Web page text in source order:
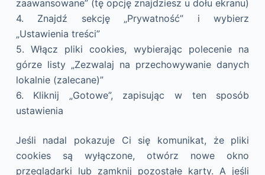
zaawansowane” (tę opcję znajdziesz u dołu ekranu)
4. Znajdź sekcję „Prywatność” i wybierz
„Ustawienia treści”
5. Włącz pliki cookies, wybierając polecenie na
górze listy „Zezwalaj na przechowywanie danych
lokalnie (zalecane)”
6. Kliknij „Gotowe”, zapisując w ten sposób
ustawienia
Jeśli nadal pokazuje Ci się komunikat, że pliki
cookies są wyłączone, otwórz nowe okno
przeglądarki lub zamknij pozostałe karty. A jeśli